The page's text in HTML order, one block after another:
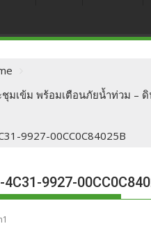
มเข้ม พร้อมเตือนภัยน้ำท่วม –
9927-00CC0C84025B
9927-